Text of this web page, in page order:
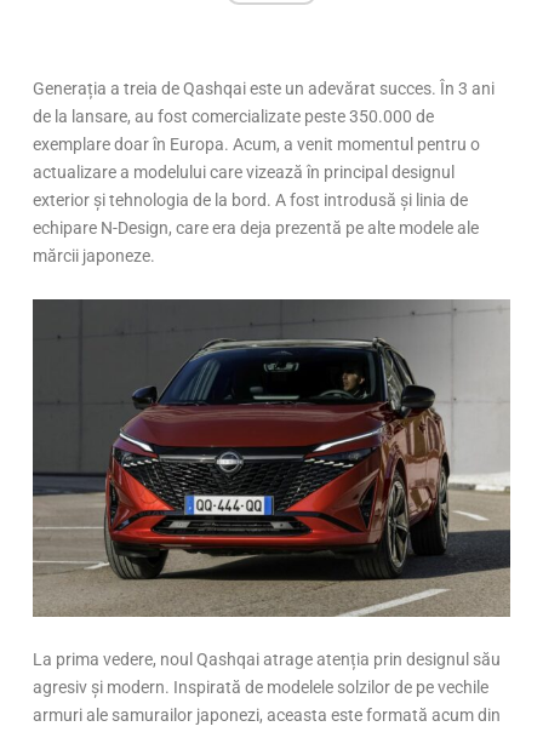
Generația a treia de Qashqai este un adevărat succes. În 3 ani
de la lansare, au fost comercializate peste 350.000 de
exemplare doar în Europa. Acum, a venit momentul pentru o
actualizare a modelului care vizează în principal designul
exterior și tehnologia de la bord. A fost introdusă și linia de
echipare N-Design, care era deja prezentă pe alte modele ale
mărcii japoneze.
La prima vedere, noul Qashqai atrage atenția prin designul său
agresiv și modern. Inspirată de modelele solzilor de pe vechile
armuri ale samurailor japonezi, aceasta este formată acum din